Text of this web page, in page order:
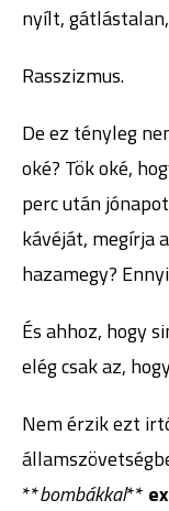
nyílt,
Rasszizmus.
De ez tényleg
oké? Tök oké,
perc után
kávéját, megírja
hazamegy?
És ahhoz, hogy
elég csak az,
Nem érzik ezt
**bombákkal**